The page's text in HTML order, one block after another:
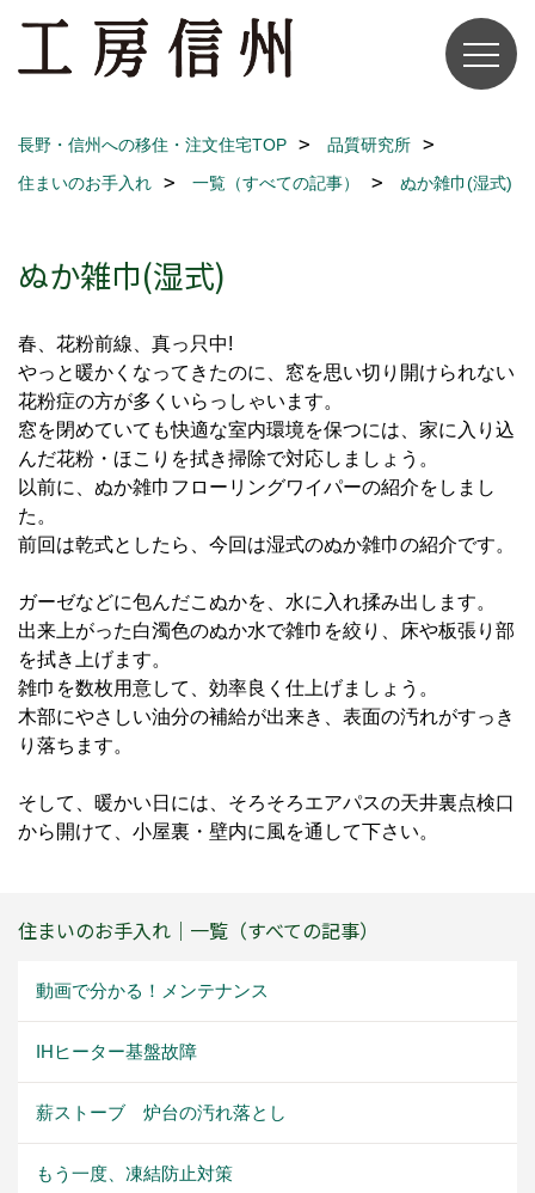
長野・信州への移住・注文住宅TOP
品質研究所
住まいのお手入れ
一覧（すべての記事） ぬか雑巾(湿式)
ぬか雑巾(湿式)
春、花粉前線、真っ只中!
やっと暖かくなってきたのに、窓を思い切り開けられない
花粉症の方が多くいらっしゃいます。
窓を閉めていても快適な室内環境を保つには、家に入り込
んだ花粉・ほこりを拭き掃除で対応しましょう。
以前に、ぬか雑巾フローリングワイパーの紹介をしまし
た。
前回は乾式としたら、今回は湿式のぬか雑巾の紹介です。
ガーゼなどに包んだこぬかを、水に入れ揉み出します。
出来上がった白濁色のぬか水で雑巾を絞り、床や板張り部
を拭き上げます。
雑巾を数枚用意して、効率良く仕上げましょう。
木部にやさしい油分の補給が出来き、表面の汚れがすっき
り落ちます。
そして、暖かい日には、そろそろエアパスの天井裏点検口
から開けて、小屋裏・壁内に風を通して下さい。
住まいのお手入れ｜一覧（すべての記事）
動画で分かる！メンテナンス
IHヒーター基盤故障
薪ストーブ 炉台の汚れ落とし
もう一度、凍結防止対策